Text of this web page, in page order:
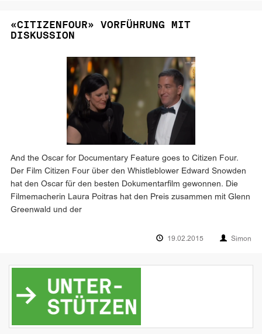
«CITIZENFOUR» VORFÜHRUNG MIT
DISKUSSION
And the Oscar for Documentary Feature goes to Citizen Four.
Der Film Citizen Four über den Whistleblower Edward Snowden
hat den Oscar für den besten Dokumentarfilm gewonnen. Die
Filmemacherin Laura Poitras hat den Preis zusammen mit Glenn
Greenwald und der
19.02.2015 Simon